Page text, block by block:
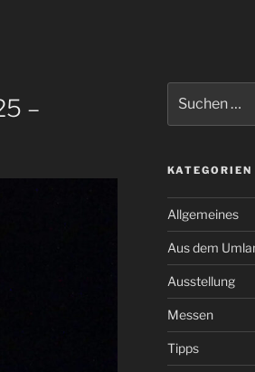
–
nach:
KATEGORIEN
Allgemeines
Aus dem
Ausstellung
Messen
Tipps